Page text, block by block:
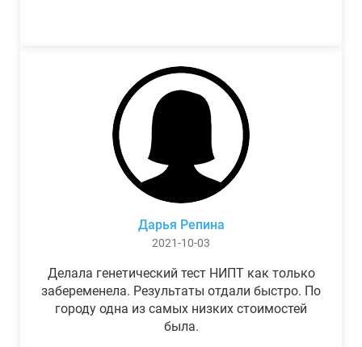
Дарья Репина
2021-10-03
Делала генетический тест НИПТ как только
забеременела. Результаты отдали быстро. По
городу одна из самых низких стоимостей
была.